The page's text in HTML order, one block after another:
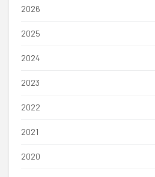
2026
2025
2024
2023
2022
2021
2020